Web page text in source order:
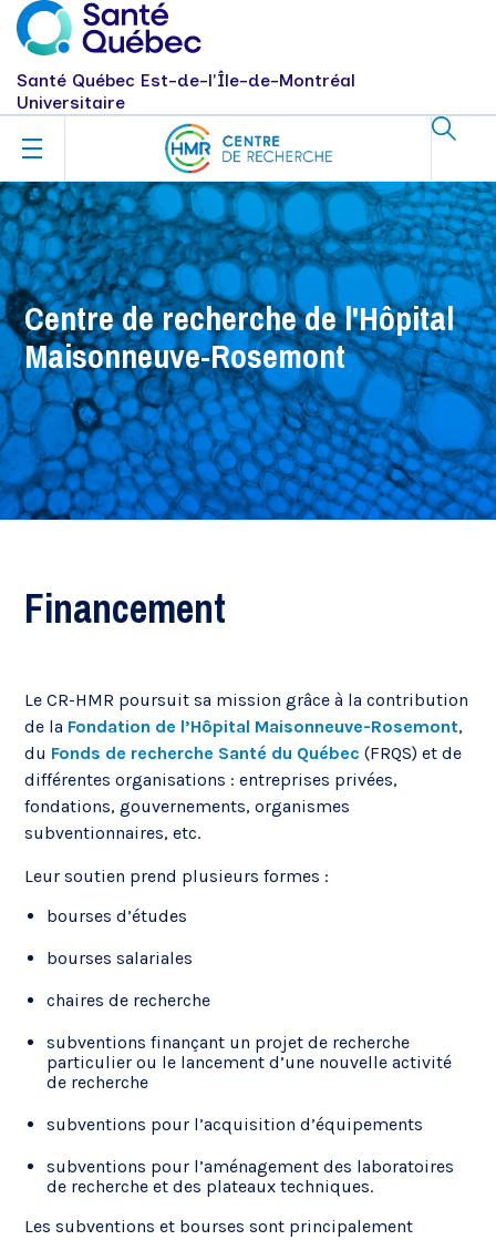
Santé Québec Est-de-l'Île-de-Montréal
Universitaire
Centre de recherche de l'Hôpital
Maisonneuve-Rosemont
Financement
Le CR-HMR poursuit sa mission grâce à la contribution
de la Fondation de l’Hôpital Maisonneuve-Rosemont,
du Fonds de recherche Santé du Québec (FRQS) et de
différentes organisations : entreprises privées,
fondations, gouvernements, organismes
subventionnaires, etc.
Leur soutien prend plusieurs formes :
bourses d’études
bourses salariales
chaires de recherche
subventions finançant un projet de recherche
particulier ou le lancement d’une nouvelle activité
de recherche
subventions pour l’acquisition d’équipements
subventions pour l’aménagement des laboratoires
de recherche et des plateaux techniques.
Les subventions et bourses sont principalement